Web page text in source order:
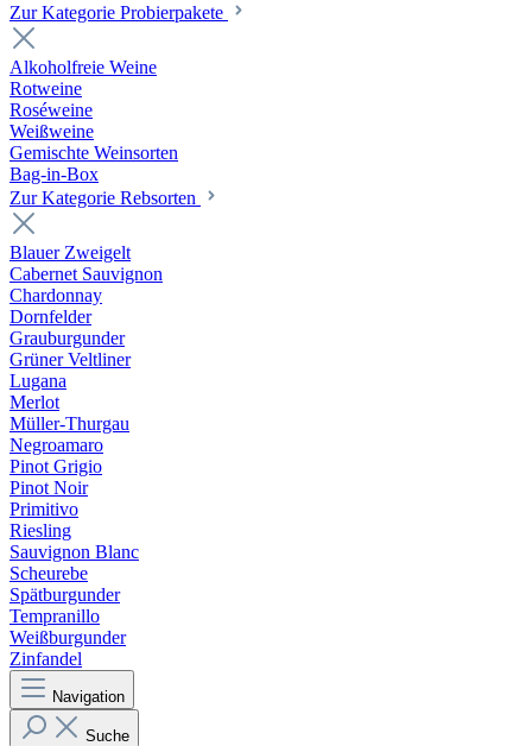
Zur Kategorie Probierpakete
Alkoholfreie Weine
Rotweine
Roséweine
Weißweine
Gemischte Weinsorten
Bag-in-Box
Zur Kategorie Rebsorten
Blauer Zweigelt
Cabernet Sauvignon
Chardonnay
Dornfelder
Grauburgunder
Grüner Veltliner
Lugana
Merlot
Müller-Thurgau
Negroamaro
Pinot Grigio
Pinot Noir
Primitivo
Riesling
Sauvignon Blanc
Scheurebe
Spätburgunder
Tempranillo
Weißburgunder
Zinfandel
Navigation
Suche